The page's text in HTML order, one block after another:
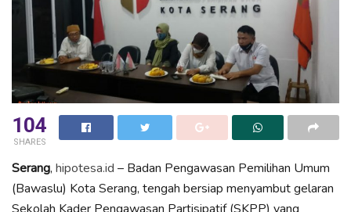
104
SHARES
Serang, hipotesa.id – Badan Pengawasan Pemilihan Umum
(Bawaslu) Kota Serang, tengah bersiap menyambut gelaran